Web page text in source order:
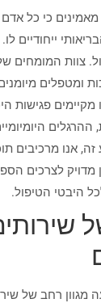
כי כל אדם
ייחודיים
צוות המומחים
ומטפלים
פגישות
אנו מרכיבים
מדויק לצרכים
היבטי הטיפול.
מגוון רחב של